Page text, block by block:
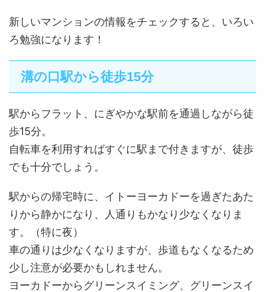
新しいマンションの情報をチェックすると、いろい
ろ勉強になります！
溝の口駅から徒歩15分
駅からフラット、にぎやかな駅前を通過しながら徒
歩15分。
自転車を利用すればすぐに駅まで付きますが、徒歩
でも十分でしょう。
駅からの帰宅時に、イトーヨーカドーを過ぎたあた
りから静かになり、人通りもかなり少なくなりま
す。（特に夜）
車の通りは少なくなりますが、歩道もなくなるため
少し注意が必要かもしれません。
ヨーカドーからグリーンスイミング、グリーンスイ